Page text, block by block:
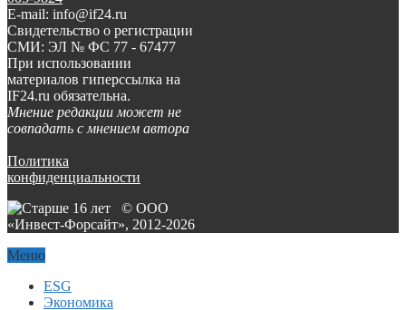
E-mail: info@if24.ru
Свидетельство о регистрации
СМИ: ЭЛ № ФС 77 - 67477
При использовании
материалов гиперссылка на
IF24.ru обязательна.
Мнение редакции может не
совпадать с мнением автора
Политика
конфиденциальности
© ООО
«Инвест-Форсайт», 2012-2026
Меню
ESG
Экономика